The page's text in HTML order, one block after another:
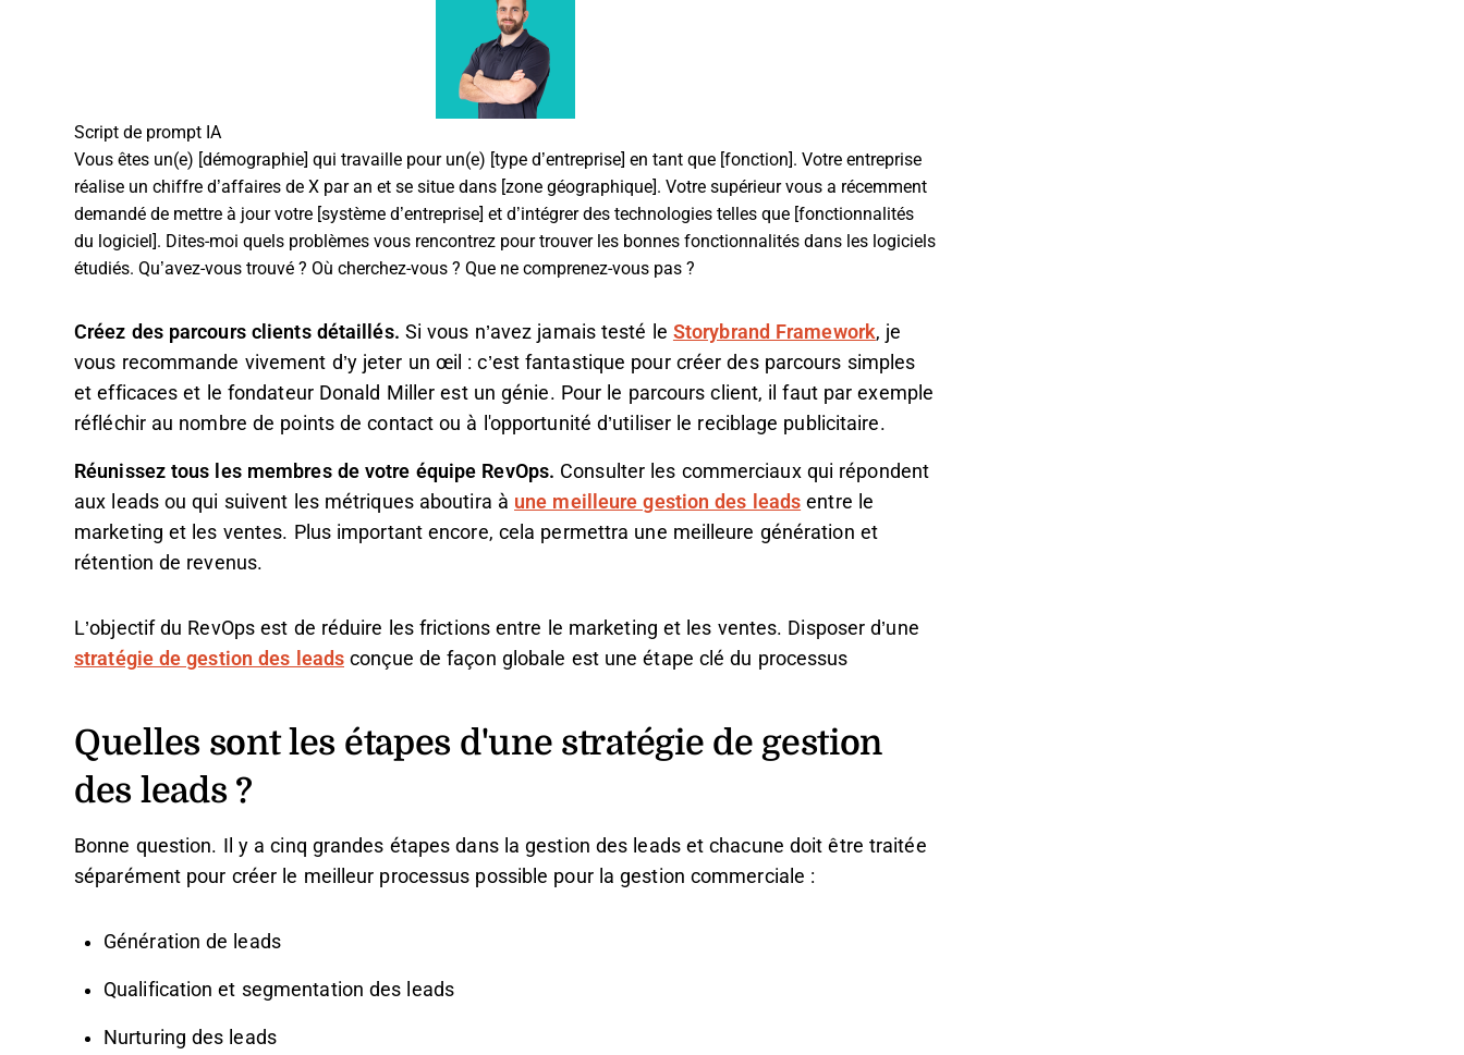
Script de prompt IA
Vous êtes un(e) [démographie] qui travaille pour un(e) [type d’entreprise] en tant que [fonction]. Votre entreprise
réalise un chiffre d’affaires de X par an et se situe dans [zone géographique]. Votre supérieur vous a récemment
demandé de mettre à jour votre [système d’entreprise] et d’intégrer des technologies telles que [fonctionnalités
du logiciel]. Dites-moi quels problèmes vous rencontrez pour trouver les bonnes fonctionnalités dans les logiciels
étudiés. Qu’avez-vous trouvé ? Où cherchez-vous ? Que ne comprenez-vous pas ?
Créez des parcours clients détaillés. Si vous n’avez jamais testé le Storybrand Framework, je
vous recommande vivement d’y jeter un œil : c’est fantastique pour créer des parcours simples
et efficaces et le fondateur Donald Miller est un génie. Pour le parcours client, il faut par exemple
réfléchir au nombre de points de contact ou à l'opportunité d’utiliser le reciblage publicitaire.
Réunissez tous les membres de votre équipe RevOps. Consulter les commerciaux qui répondent
aux leads ou qui suivent les métriques aboutira à une meilleure gestion des leads entre le
marketing et les ventes. Plus important encore, cela permettra une meilleure génération et
rétention de revenus.
L’objectif du RevOps est de réduire les frictions entre le marketing et les ventes. Disposer d’une
stratégie de gestion des leads conçue de façon globale est une étape clé du processus
Quelles sont les étapes d'une stratégie de gestion
des leads ?
Bonne question. Il y a cinq grandes étapes dans la gestion des leads et chacune doit être traitée
séparément pour créer le meilleur processus possible pour la gestion commerciale :
Génération de leads
Qualification et segmentation des leads
Nurturing des leads